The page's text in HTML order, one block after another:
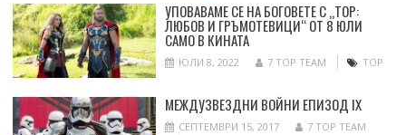
УПОВАВАМЕ СЕ НА БОГОВЕТЕ С „ТОР:
ЛЮБОВ И ГРЪМОТЕВИЦИ“ ОТ 8 ЮЛИ
САМО В КИНАТА
ЮЛИ 8, 2022 7 TOP TEAM ТОР
МЕЖДУЗВЕЗДНИ ВОЙНИ ЕПИЗОД IX
СЕПТЕМВРИ 15, 2017
7 TOP TEAM